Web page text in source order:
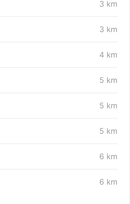
3 km
3 km
4 km
5 km
5 km
5 km
6 km
6 km